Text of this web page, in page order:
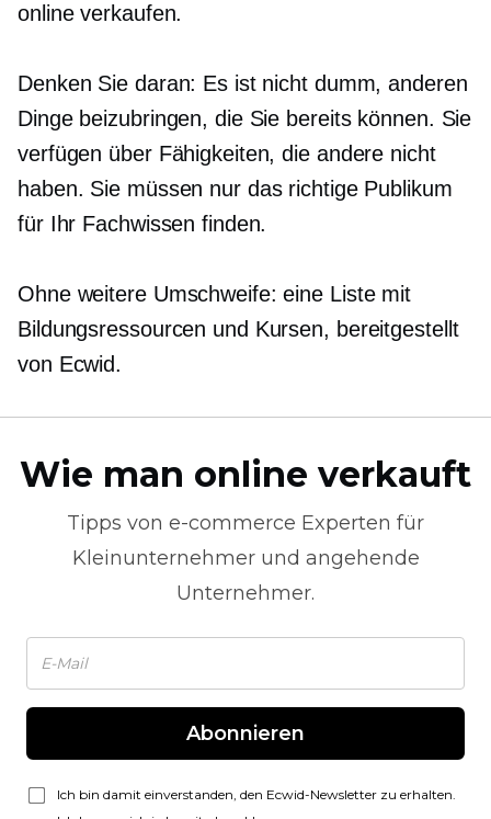
online verkaufen.
Denken Sie daran: Es ist nicht dumm, anderen
Dinge beizubringen, die Sie bereits können. Sie
verfügen über Fähigkeiten, die andere nicht
haben. Sie müssen nur das richtige Publikum
für Ihr Fachwissen finden.
Ohne weitere Umschweife: eine Liste mit
Bildungsressourcen und Kursen, bereitgestellt
von Ecwid.
Wie man online verkauft
Tipps von e-commerce Experten für
Kleinunternehmer und angehende
Unternehmer.
Abonnieren
Ich bin damit einverstanden, den Ecwid-Newsletter zu erhalten.